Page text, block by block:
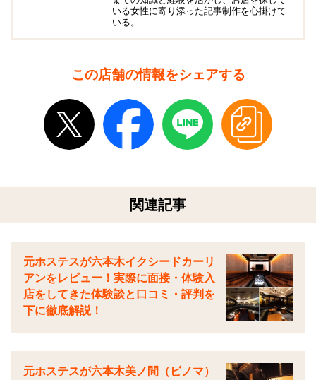
いる女性に寄り添った記事制作を心掛けて
いる。
この店舗の情報をシェアする
関連記事
元ホステスが六本木イクシードカーリ
アンをレビュー！実際に面接・体験入
店をしてきた体験談と口コミ・評判を
下に徹底解説！
元ホステスが六本木美ノ間（ビノマ）